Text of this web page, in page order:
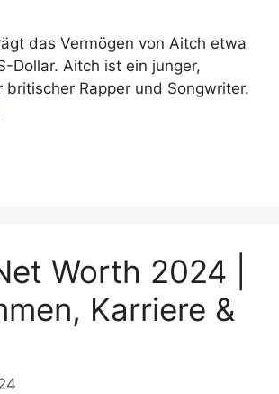
das Vermögen von Aitch etwa
Dollar. Aitch ist ein junger,
britischer Rapper und Songwriter.
Worth 2024 |
Karriere &